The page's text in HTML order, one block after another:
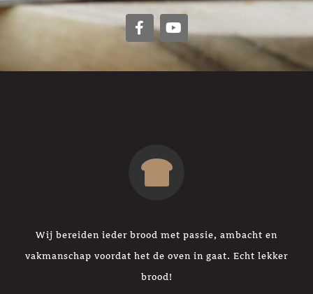
Wij bereiden ieder brood met passie, ambacht en
vakmanschap voordat het de oven in gaat. Echt lekker
brood!